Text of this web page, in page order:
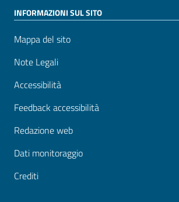
INFORMAZIONI SUL SITO
Mappa del sito
Note Legali
Accessibilità
Feedback accessibilità
Redazione web
Dati monitoraggio
Crediti